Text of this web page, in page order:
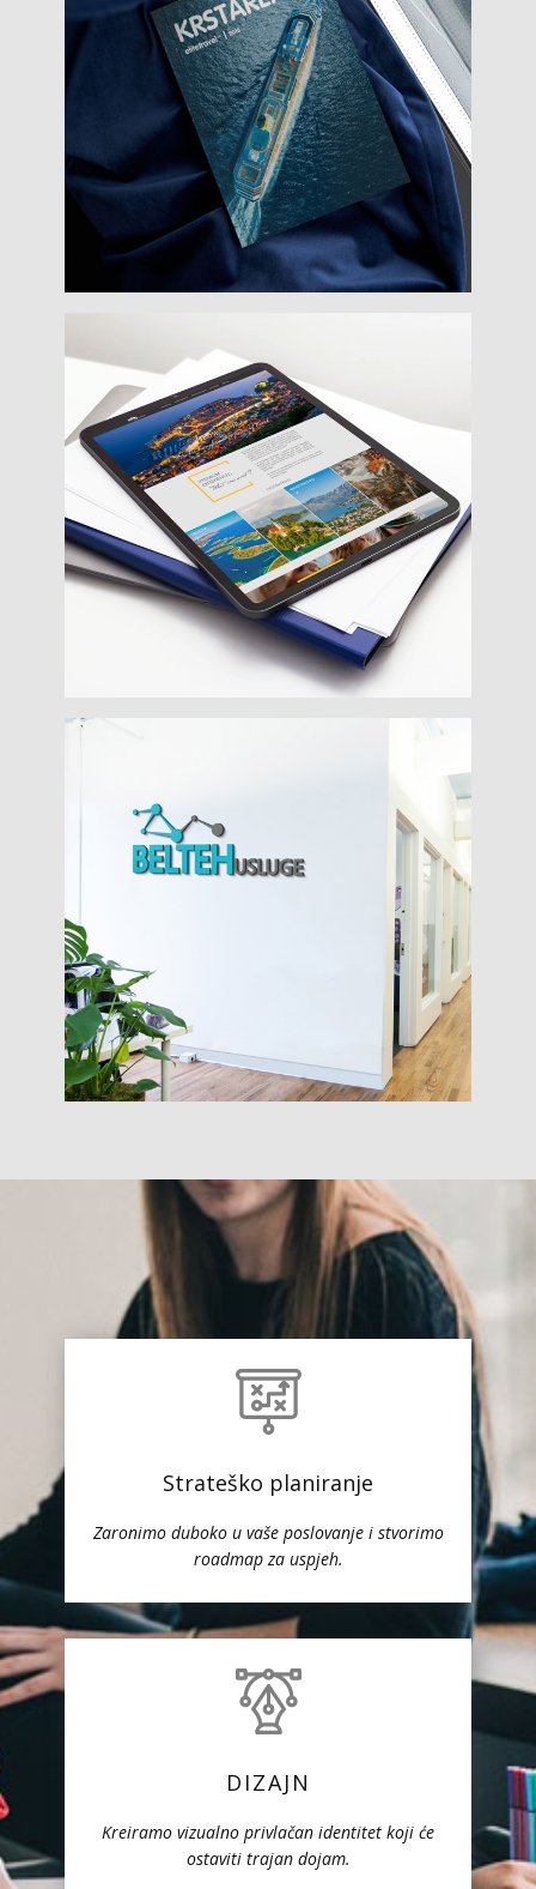
Strateško planiranje
Zaronimo duboko u vaše poslovanje i stvorimo
roadmap za uspjeh.
DIZAJN
Kreiramo vizualno privlačan identitet koji će
ostaviti trajan dojam.